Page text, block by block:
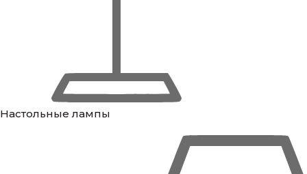
Настольные лампы